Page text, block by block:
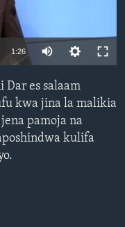
1:26
es salaam
kwa jina la malikia
pamoja na
kulifa